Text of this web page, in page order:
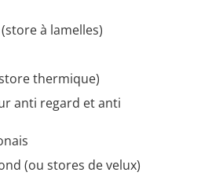
à lamelles)
thermique)
anti regard et anti
(ou stores de velux)